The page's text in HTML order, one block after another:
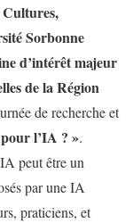
Sorbonne
d’intérêt majeur
de la Région
de recherche et
l’IA ? ».
peut être un
par une IA
praticiens, et